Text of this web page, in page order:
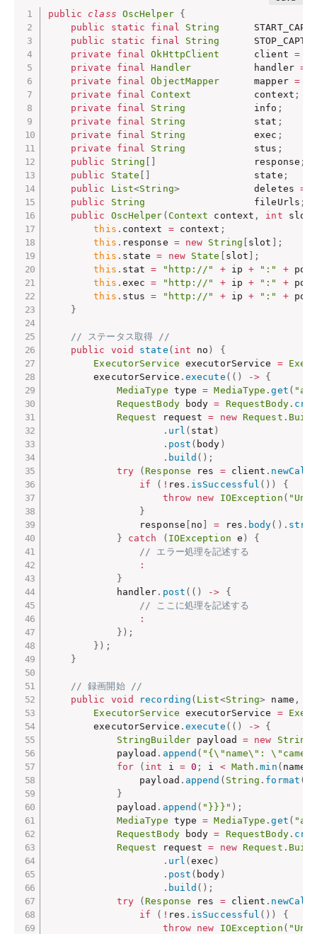
public class OscHelper
{
public
static final String
public
static final String
private
final OkHttpClient
      client
=
private
final Handler
           handler
=
private
final ObjectMapper
      mapper
=
private
final Context
           context
;
private
final String
            info
;
private
final String
            stat
;
private
final String
            exec
;
private
final String
            stus
;
public
String
                 response
;
public
State
                  state
;
public
List<String>
             deletes
=
public
String
                   fileUrls
;
public
OscHelper ( Context context , int slot
this . context = context ;
this . response = new String slot
;
this . state = new State slot
;
this . stat = "http://" + ip + ":" +
this . exec = "http://" + ip + ":" +
this . stus = "http://" + ip + ":" +
}
// ステータス取得 //
public
void state ( int no )
{
ExecutorService executorService =
        executorService
. execute ( ( ) -> {
MediaType type = MediaType .get (
RequestBody body = RequestBody.
Request request = new Request .
. url ( stat )
. post ( body )
. build ( ) ;
try
(Response res = client . newCall
if
( ! res . isSuccessful ( ) )
{
throw new IOException (
}
                response
no = res . body( ) .
}
catch ( IOException e )
{
// エラー処理を記述する
:
}
            handler
. post ( ( ) ->
{
// ここに処理を記述する
:
} ) ;
} ) ;
}
// 録画開始 //
public
void recording ( List<String> name ,
ExecutorService executorService =
        executorService
. execute ( ( ) -> {
StringBuilder payload = new
            payload
. append ( "{\"name\":
for
( int i = 0 ; i < Math .min ( name
                payload
. append ( String . format (
}
            payload
. append ( "}}}" ) ;
MediaType type = MediaType .get (
RequestBody body = RequestBody.
Request request = new Request .
. url (exec )
. post ( body )
. build ( ) ;
try
(Response res = client . newCall
if
( ! res . isSuccessful ( ) )
{
throw new IOException (